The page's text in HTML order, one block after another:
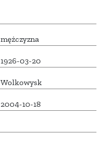
mężczyzna
1926-03-20
Wolkowysk
2004-10-18